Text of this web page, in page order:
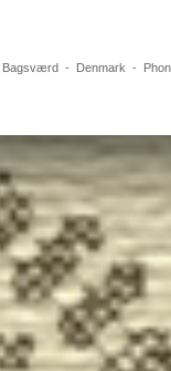
Bagsværd- Denmark -